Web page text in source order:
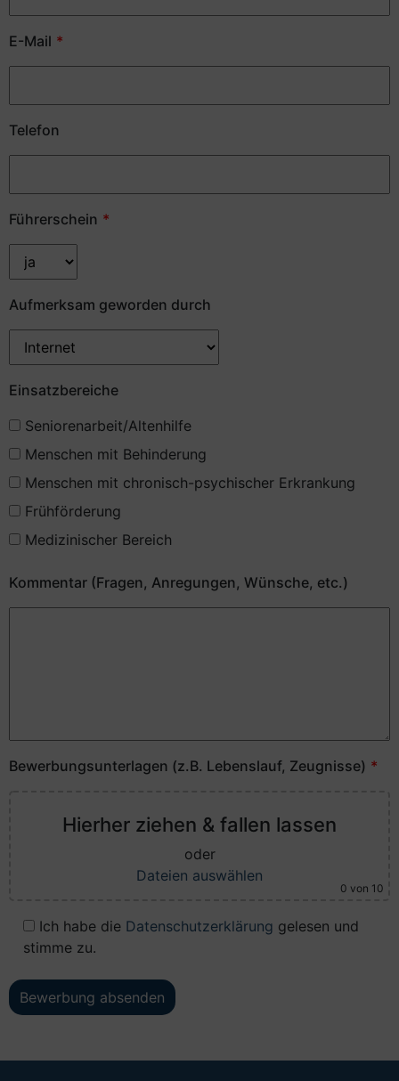
E-Mail
Telefon
Führerschein
Aufmerksam geworden durch
Einsatzbereiche
Seniorenarbeit/Altenhilfe
Menschen mit Behinderung
Menschen mit chronisch-psychischer Erkrankung
Frühförderung
Medizinischer Bereich
Kommentar (Fragen, Anregungen, Wünsche, etc.)
Bewerbungsunterlagen (z.B. Lebenslauf, Zeugnisse)
Hierher ziehen & fallen lassen
oder
Dateien auswählen
0 von 10
Ich habe die Datenschutzerklärung gelesen und
stimme zu.